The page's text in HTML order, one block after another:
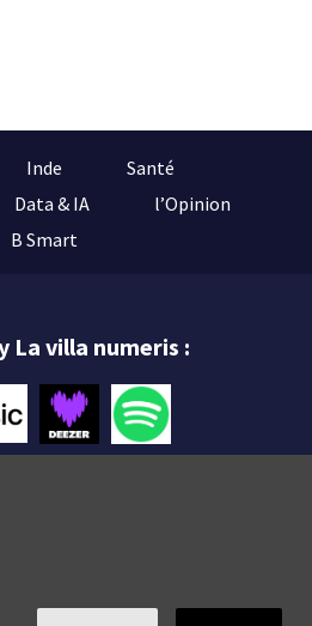
Inde
Santé
Data & IA
l’Opinion
B Smart
La villa numeris :